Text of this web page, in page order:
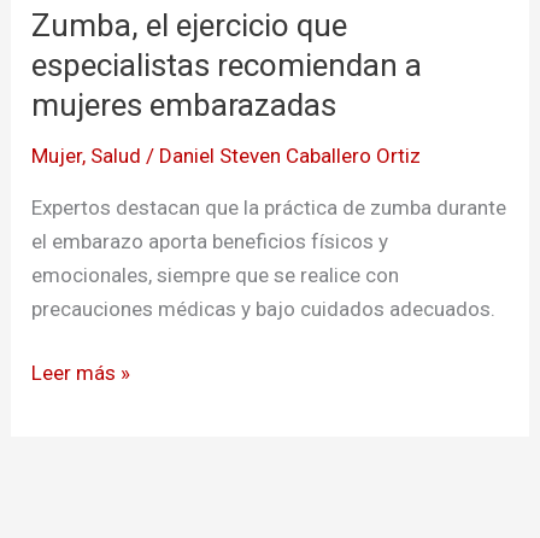
Zumba, el ejercicio que
especialistas recomiendan a
mujeres embarazadas
Mujer, Salud / Daniel Steven Caballero Ortiz
Expertos destacan que la práctica de zumba durante
el embarazo aporta beneficios físicos y
emocionales, siempre que se realice con
precauciones médicas y bajo cuidados adecuados.
ejercicio
que
especialistas
recomiendan
a
embarazadas
Leer más »